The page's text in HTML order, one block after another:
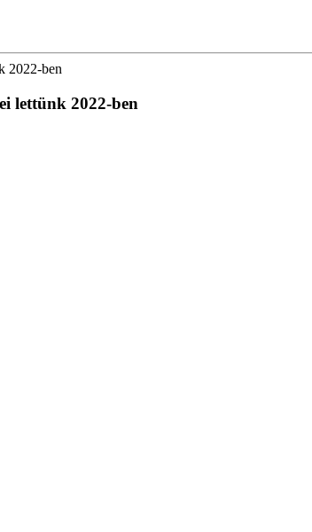
lettünk 2022-ben